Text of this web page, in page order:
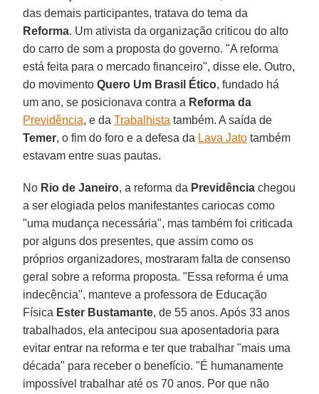
das demais participantes, tratava do tema da
Reforma. Um ativista da organização criticou do alto
do carro de som a proposta do governo. "A reforma
está feita para o mercado financeiro", disse ele. Outro,
do movimentoQuero Um Brasil Ético, fundado há
um ano, se posicionava contra a Reforma da
Previdência, e daTrabalhista também. A saída de
Temer, o fim do foro e a defesa da Lava Jato também
estavam entre suas pautas.
No Rio de Janeiro, a reforma da Previdência chegou
a ser elogiada pelos manifestantes cariocas como
"uma mudança necessária", mas também foi criticada
por alguns dos presentes, que assim como os
próprios organizadores, mostraram falta de consenso
geral sobre a reforma proposta. "Essa reforma é uma
indecência", manteve a professora de Educação
Física Ester Bustamante, de 55 anos. Após 33 anos
trabalhados, ela antecipou sua aposentadoria para
evitar entrar na reforma e ter que trabalhar "mais uma
década" para receber o benefício. "É humanamente
impossível trabalhar até os 70 anos. Por que não